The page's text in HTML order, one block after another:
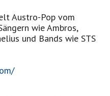
Austro-Pop vom
wie Ambros,
und Bands wie STS